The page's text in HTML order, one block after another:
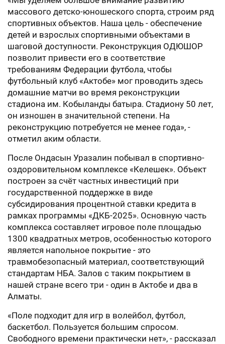
массового детско-юношеского спорта, строим ряд
спортивных объектов. Наша цель - обеспечение
детей и взрослых спортивными объектами в
шаговой доступности. Реконструкция ОДЮШОР
позволит привести его в соответствие
требованиям Федерации футбола, чтобы
футбольный клуб «Актобе» мог проводить здесь
домашние матчи во время реконструкции
стадиона им. Кобыланды батыра. Стадиону 50 лет,
он изношен в значительной степени. На
реконструкцию потребуется не менее года», -
отметил аким области.
После Ондасын Уразалин побывал в спортивно-
оздоровительном комплексе «Келешек». Объект
построен за счёт частных инвестиций при
государственной поддержке в виде
субсидирования процентной ставки кредита в
рамках программы «ДКБ-2025». Основную часть
комплекса составляет игровое поле площадью
1300 квадратных метров, особенностью которого
является напольное покрытие - это
травмобезопасный материал, соответствующий
стандартам НБА. Залов с таким покрытием в
нашей стране всего три - один в Актобе и два в
Алматы.
«Поле подходит для игр в волейбол, футбол,
баскетбол. Пользуется большим спросом.
Свободного времени практически нет», - рассказал